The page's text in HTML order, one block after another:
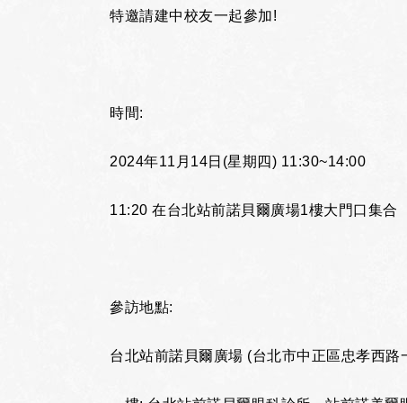
特邀請建中校友一起參加!
時間:
2024年11月14日(星期四) 11:30~14:00
11:20 在台北站前諾貝爾廣場1樓大門口集合
參訪地點:
台北站前諾貝爾廣場 (台北市中正區忠孝西路